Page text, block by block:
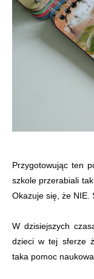
Przygotowując ten
szkole przerabiali
Okazuje się, że NIE.
W dzisiejszych
dzieci w tej sferze
taka pomoc